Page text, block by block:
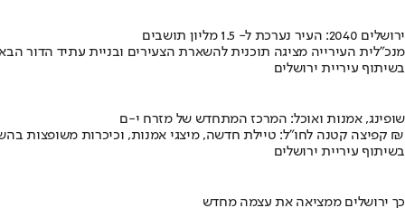
ירושלים 2040: העיר נערכת ל- 1.5 מליון תושבים
מנכ"לית העירייה מציגה תוכנית להשארת הצעירים ובניית עתיד הדור
בשיתוף עיריית ירושלים
שופינג, אמנות ואוכל: המרכז המתחדש של מזרח י-ם
קפיצה קטנה לחו"ל: טיילת חדשה, מיצגי אמנות, וכיכרות משופצות בהשקעה של 100 מיליון ₪
בשיתוף עיריית ירושלים
כך ירושלים ממציאה את עצמה מחדש